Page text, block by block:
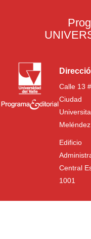
Calle 13
Ciudad
Meléndez
Edificio
Central
1001